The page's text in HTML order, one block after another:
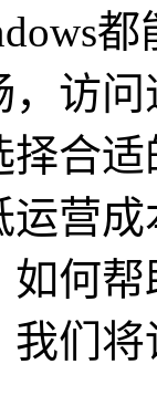
，访
合
营
如何
我们